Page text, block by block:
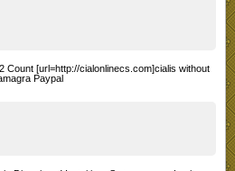
Count [url=http://cialonlinecs.com]cialis without
Paypal